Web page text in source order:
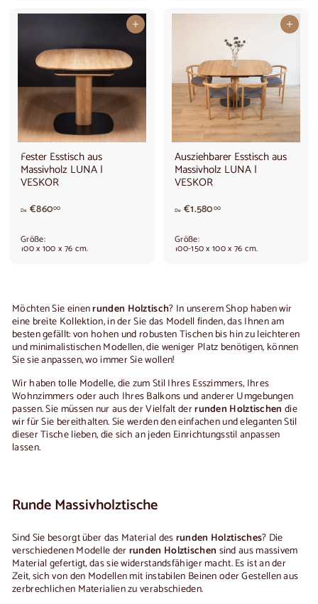
0
0
In den Warenkorb legen
Fester Esstisch aus
Massivholz LUNA |
VESKOR
De €86000A
6
€
Größe:
100 x 100 x 76 cm.
In den Warenkorb legen
Ausziehbarer Esstisch aus
Massivholz LUNA |
VESKOR
De €1.58000V
€
0
,
0
0
Größe:
100-150 x 100 x 76 cm.
Möchten Sie einenrunden Holztisch? In unserem Shop haben wir
eine breite Kollektion, in der Sie das Modell finden, das Ihnen am
besten gefällt: von hohen und robusten Tischen bis hin zu leichteren
und minimalistischen Modellen, die weniger Platz benötigen, können
Sie sie anpassen, wo immer Sie wollen!
Wir haben tolle Modelle, die zum Stil Ihres Esszimmers, Ihres
Wohnzimmers oder auch Ihres Balkons und anderer Umgebungen
passen. Sie müssen nur aus der Vielfalt derrunden Holztischen die
wir für Sie bereithalten. Sie werden den einfachen und eleganten Stil
dieser Tische lieben, die sich an jeden Einrichtungsstil anpassen
lassen.
Runde Massivholztische
Sind Sie besorgt über das Material desrunden Holztisches? Die
verschiedenen Modelle derrunden Holztischen sind aus massivem
Material gefertigt, das sie widerstandsfähiger macht. Es ist an der
Zeit, sich von den Modellen mit instabilen Beinen oder Gestellen aus
zerbrechlichen Materialien zu verabschieden.